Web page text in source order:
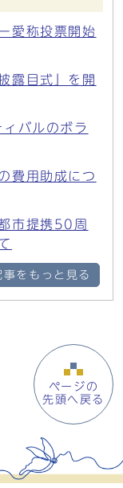
愛称投票開始
露目式」を開
バルのボラ
費用助成につ
市提携50周
事をもっと見る
ページの
先頭へ戻る